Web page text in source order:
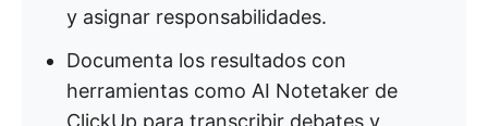
y asignar responsabilidades.
Documenta los resultados con
herramientas como AI Notetaker de
ClickUp para transcribir debates y